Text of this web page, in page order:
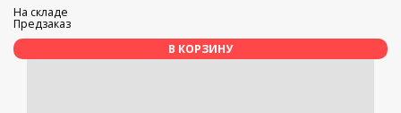
На складе
Предзаказ
В КОРЗИНУ